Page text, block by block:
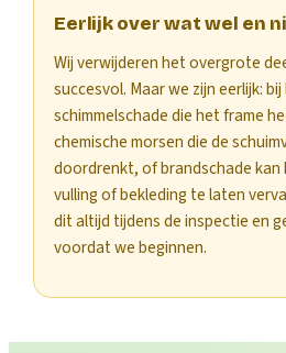
Eerlijk over wat wel en
Wij verwijderen het overgrote
succesvol. Maar we zijn eerlijk:
schimmelschade die het frame
chemische morsen die de
doordrenkt, of brandschade kan
vulling of bekleding te laten
dit altijd tijdens de inspectie en
voordat we beginnen.